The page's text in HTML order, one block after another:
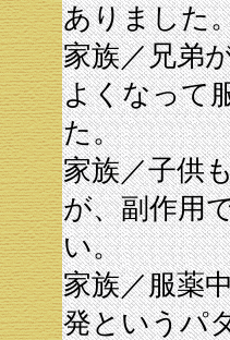
ありました
家族／兄弟
よくなって
た。
家族／子供
が、副作用
い。
家族／服薬
発というパ